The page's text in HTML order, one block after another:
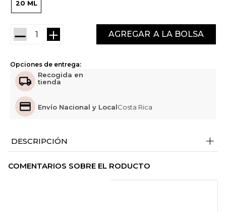
20 ML
＋
－ AGREGAR
Opciones de entrega:
Recogida en
tienda
Envío Nacional y LocalCosta Rica
DESCRIPCIÓN +
COMENTARIOS SOBRE EL RODUCTO